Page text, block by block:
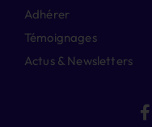
Adhérer
Témoignages
Actus & Newsletters